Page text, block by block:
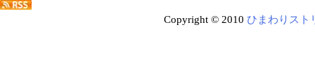
Copyright © 2010 ひまわりスト